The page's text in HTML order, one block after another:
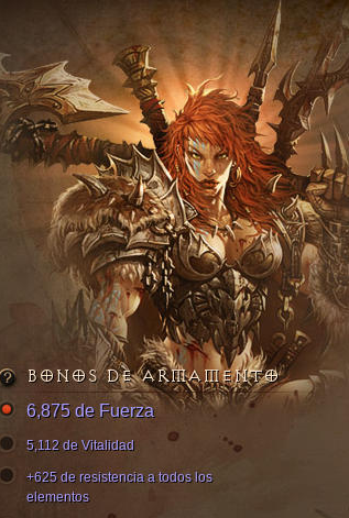
BONOS DE ARMAMENTO
6,875 de Fuerza
5,112 de Vitalidad
+625 de resistencia a todos los
elementos